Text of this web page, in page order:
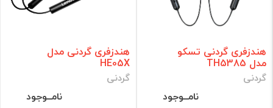
هندزفری گردنی تسکو
مدل TH5385
گردنی
نامــوجود
هندزفری گردنی مدل
HE05X
گردنی
نامــوجود